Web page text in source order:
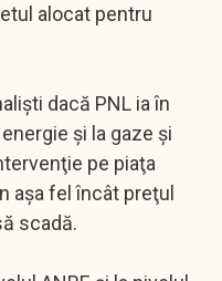
alocat pentru
dacă PNL ia în
şi la gaze şi
pe piaţa
aşa fel încât preţul
scadă.